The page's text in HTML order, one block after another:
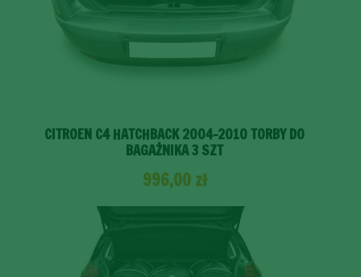
CITROEN C4 HATCHBACK 2004-2010 TORBY DO
BAGAŻNIKA 3 SZT
996,00 zł